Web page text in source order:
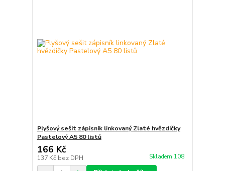
Plyšový sešit zápisník linkovaný Zlaté hvězdičky
Pastelový A5 80 listů
166 Kč
137 Kč bez DPH Skladem 108